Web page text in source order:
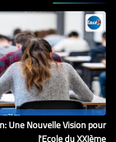
Une Nouvelle Vision pour